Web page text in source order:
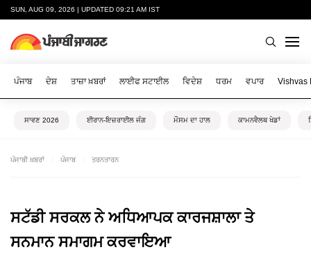
SUN, AUG 09, 2026 | UPDATED 09:21 AM IST
ਪੰਜਾਬ ਦੇਸ਼ ਤਾਜ਼ਾ ਖ਼ਬਰਾਂ ਲਾਈਫ ਸਟਾਈਲ ਵਿਦੇਸ਼ ਧਰਮ ਵਪਾਰ Vishvas
ਸਾਵਣ 2026 ਈਰਾਨ-ਇਜ਼ਰਾਈਲ ਜੰਗ ਮੌਸਮ ਦਾ ਹਾਲ ਕਾਮਨਵੈਲਥ ਖੇਡਾਂ
ਪੰਜਾਬੀ ਖ਼ਬਰਾਂ ਪੰਜਾਬ ਤਰਨਤਾਰਨ
ਸਟੱਡੀ ਸਰਕਲ ਨੇ ਅਧਿਆਪਕ ਕਾਰਜਸ਼ਾਲਾ ਤੇ
ਸਨਮਾਨ ਸਮਾਗਮ ਕਰਵਾਇਆ